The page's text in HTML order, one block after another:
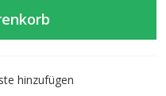
hinzufügen